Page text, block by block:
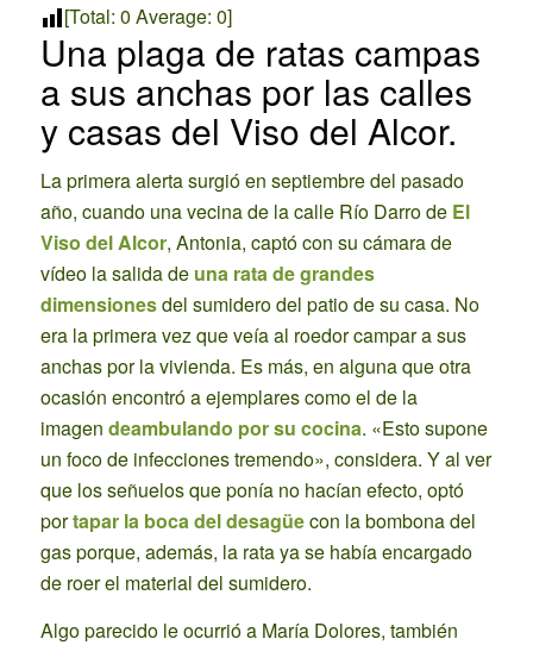
[Total: 0 Average: 0]
Una plaga de ratas campas
a sus anchas por las calles
y casas del Viso del Alcor.
La primera alerta surgió en septiembre del pasado
año, cuando una vecina de la calle Río Darro de El
Viso del Alcor, Antonia, captó con su cámara de
vídeo la salida de una rata de grandes
dimensionesdel sumidero del patio de su casa. No
era la primera vez que veía al roedor campar a sus
anchas por la vivienda. Es más, en alguna que otra
ocasión encontró a ejemplares como el de la
imagen deambulando por su cocina. «Esto supone
un foco de infecciones tremendo», considera. Y al ver
que los señuelos que ponía no hacían efecto, optó
portapar la boca del desagüecon la bombona del
gas porque, además, la rata ya se había encargado
de roer el material del sumidero.
Algo parecido le ocurrió a María Dolores, también